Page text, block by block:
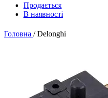
Продається
В наявності
Головна / Delonghi